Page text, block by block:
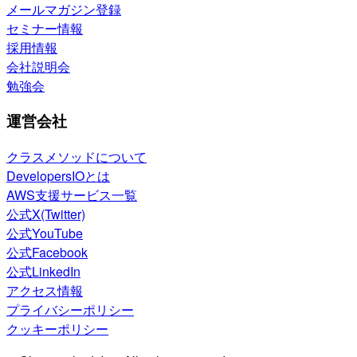
メールマガジン登録
セミナー情報
採用情報
会社説明会
勉強会
運営会社
クラスメソッドについて
DevelopersIOとは
AWS支援サービス一覧
公式X(Twitter)
公式YouTube
公式Facebook
公式LinkedIn
アクセス情報
プライバシーポリシー
クッキーポリシー